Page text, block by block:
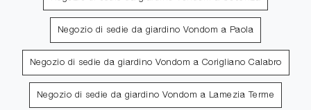
Negozio di sedie da giardino Vondom a Paola
Negozio di sedie da giardino Vondom a Corigliano Calabro
Negozio di sedie da giardino Vondom a Lamezia Terme